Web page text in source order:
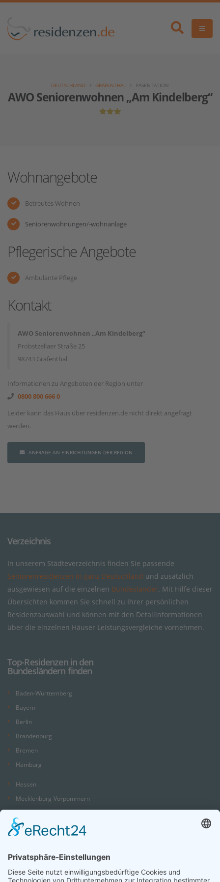
AWO Seniorenwohnen „Am Kindelberg“
DEUTSCHLAND GRÄFENTHAL PÄSENTATION
Wohnangebote
Betreutes Wohnen
Seniorenwohnungen/-wohnanlage
Pflegerische Angebote
Ambulante Pflege
Kontakt
AWO Seniorenwohnen „Am Kindelberg“
Probstzellaer Straße 25
98743 Gräfenthal
Informationen zu Angeboten der Region unter
0800 800 666 0
Leider kann das Haus über residenzen.de nicht direkt angefragt
werden.
ANFRAGE AN EINRICHTUNGEN DER REGION
Verzeichnis
In unserem Städteverzeichnis finden Sie passende
Seniorenresidenzen in ganz Deutschland und zusätzlich
ausgewiesen auf die einzelnen Bundesländer. Mit Hilfe dieser
Übersichten kommen Sie schnell zu Ihrer persönlichen
Residenzauswahl und können mit den Detailinformationen
über die einzelnen Häuser Leistungsvergleiche vornehmen.
Top-Residenzen in den
Bundesländern finden
Baden-Württemberg
Bayern
Berlin
Brandenburg
Bremen
Hamburg
Hessen
Mecklenburg-Vorpommern
Niedersachsen
Nordrhein-Westfalen
Saarland
Sachsen